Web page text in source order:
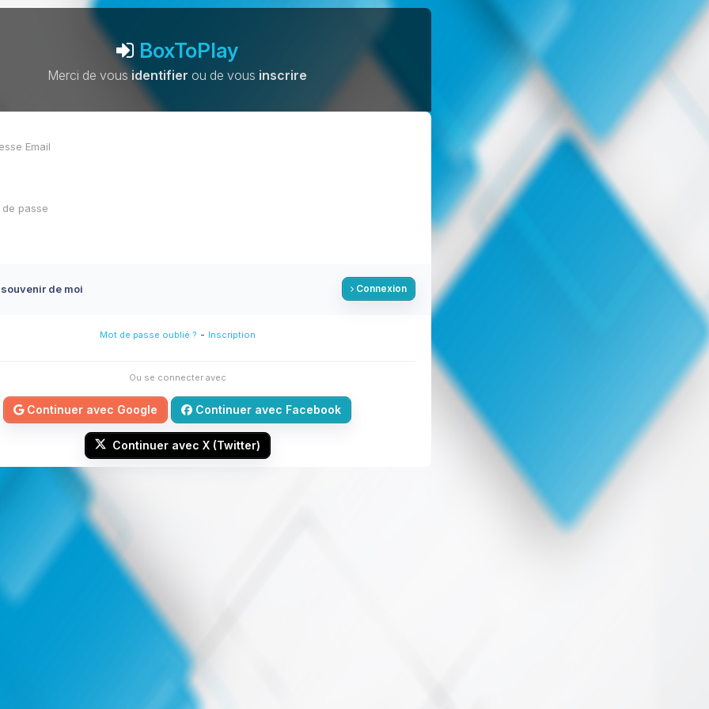
BoxToPlay
Merci de vousidentifier ou de vous inscrire
de moi Connexion
Mot de passe oublié ? - Inscription
Ou se connecter avec
Continuer avec Google Continuer avec Facebook
Continuer avec X (Twitter)